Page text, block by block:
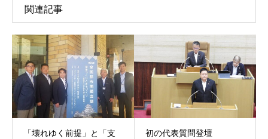
関連記事
「壊れゆく前提」と「支
初の代表質問登壇